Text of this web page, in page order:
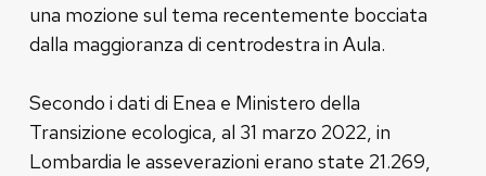
una mozione sul tema recentemente bocciata
dalla maggioranza di centrodestra in Aula.
Secondo i dati di Enea e Ministero della
Transizione ecologica, al 31 marzo 2022, in
Lombardia le asseverazioni erano state 21.269,